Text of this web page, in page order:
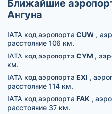
Ближайшие
Ангуна
IATA код аэропорта CUW ,
расстояние 106 км.
IATA код аэропорта CYM ,
км.
IATA код аэропорта EXI ,
расстояние 114 км.
IATA код аэропорта FAK ,
расстояние 37 км.